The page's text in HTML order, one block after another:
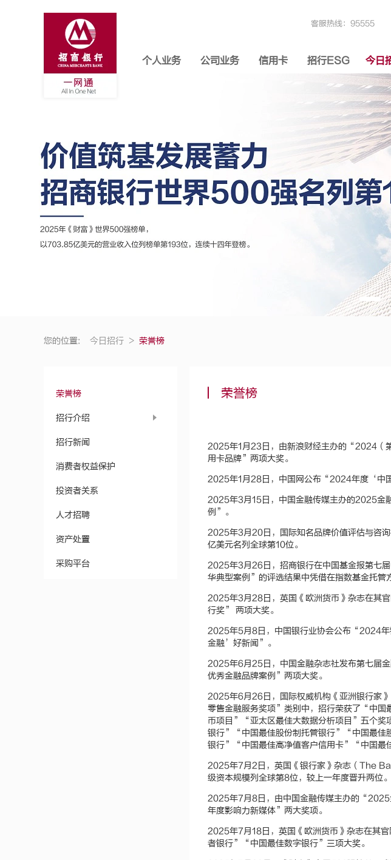
客服热线：95555
个人业务 公司业务 信用卡 招行ESG 今日
您的位置: 今日招行 > 荣誉榜
荣誉榜
招行介绍
招行新闻
消费者权益保护
投资者关系
人才招聘
资产处置
采购平台
荣誉榜
2025年1月23日，由新浪财经主办的“2024（
用卡品牌”两项大奖。
2025年1月28日，中国网公布“2024年度‘中
2025年3月15日，中国金融传媒主办的2025金
例”。
2025年3月20日，国际知名品牌价值评估与咨
亿美元名列全球第10位。
2025年3月26日，招商银行在中国基金报第七
华典型案例”的评选结果中凭借在指数基金托
2025年3月28日，英国《欧洲货币》杂志在其
行奖” 两项大奖。
2025年5月8日，中国银行业协会公布“2024
金融’好新闻”。
2025年6月25日，中国金融杂志社发布第七届
优秀金融品牌案例”两项大奖。
2025年6月26日，国际权威机构《亚洲银行家
零售金融服务奖项”类别中，招行荣获了“中
币项目”“亚太区最佳大数据分析项目”五个奖
银行”“中国最佳股份制托管银行”“中国最佳
银行”“中国最佳高净值客户信用卡”“中国最
2025年7月2日，英国《银行家》杂志（The
级资本规模列全球第8位，较上一年度晋升两位。
2025年7月8日，由中国金融传媒主办的
年度影响力新媒体”两大奖项。
2025年7月18日，英国《欧洲货币》杂志在
者银行”“中国最佳数字银行”三项大奖。